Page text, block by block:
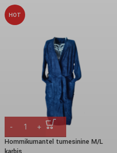
HOT
Hommikumantel tumesinine M/L